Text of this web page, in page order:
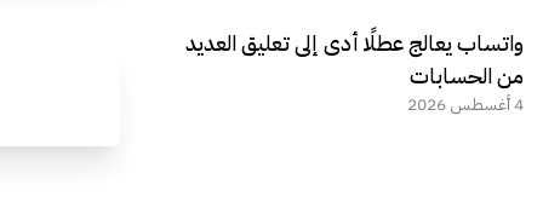
واتساب يعالج عطلًا أدى إلى تعليق العديد
من الحسابات
4 أغسطس 2026